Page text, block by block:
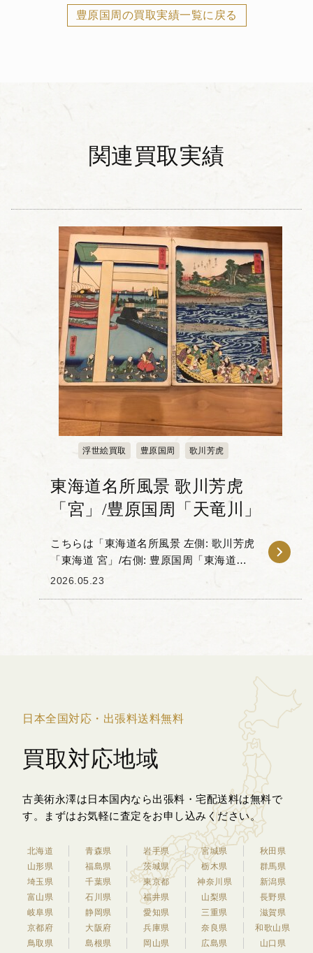
豊原国周の買取実績一覧に戻る
関連買取実績
浮世絵買取 豊原国周 歌川芳虎
東海道名所風景 歌川芳虎
「宮」/豊原国周「天竜川」
こちらは「東海道名所風景 左側: 歌川芳虎
「東海道 宮」/右側: 豊原国周「東海道之
内 天竜川」」です。 「東海道名所風
2026.05.23
日本全国対応・出張料送料無料
買取対応地域
古美術永澤は日本国内なら出張料・宅配送料は無料で
す。
まずはお気軽に査定をお申し込みください。
北海道 青森県 岩手県 宮城県
秋田県
山形県
福島県 茨城県 栃木県
群馬県
埼玉県
千葉県 東京都 神奈川県
新潟県
富山県
石川県 福井県 山梨県
長野県
岐阜県
静岡県 愛知県 三重県
滋賀県
京都府
大阪府 兵庫県 奈良県
和歌山県
鳥取県
島根県 岡山県 広島県 山口県